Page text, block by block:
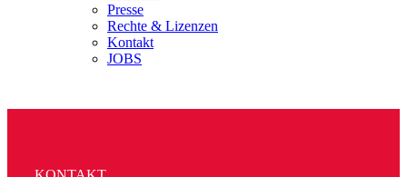
Presse
Rechte & Lizenzen
Kontakt
JOBS